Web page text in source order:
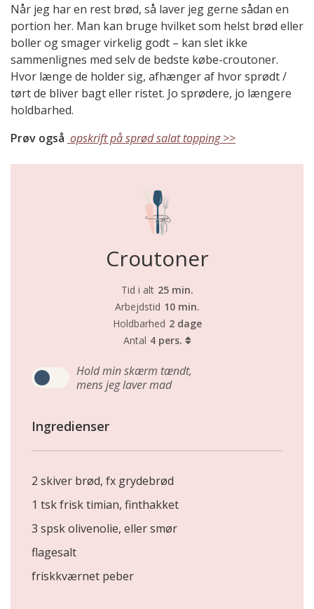
Når jeg har en rest brød, så laver jeg gerne sådan en
portion her. Man kan bruge hvilket som helst brød eller
boller og smager virkelig godt – kan slet ikke
sammenlignes med selv de bedste købe-croutoner.
Hvor længe de holder sig, afhænger af hvor sprødt /
tørt de bliver bagt eller ristet. Jo sprødere, jo længere
holdbarhed.
Prøv også opskrift på sprød salat topping >>
Croutoner
Tid i alt 25 min.
Arbejdstid 10 min.
Holdbarhed 2 dage
Antal 4 pers.
Hold min skærm tændt,
mens jeg laver mad
Ingredienser
2 skiver brød, fx grydebrød
1 tsk frisk timian, finthakket
3 spsk olivenolie, eller smør
flagesalt
friskkværnet peber